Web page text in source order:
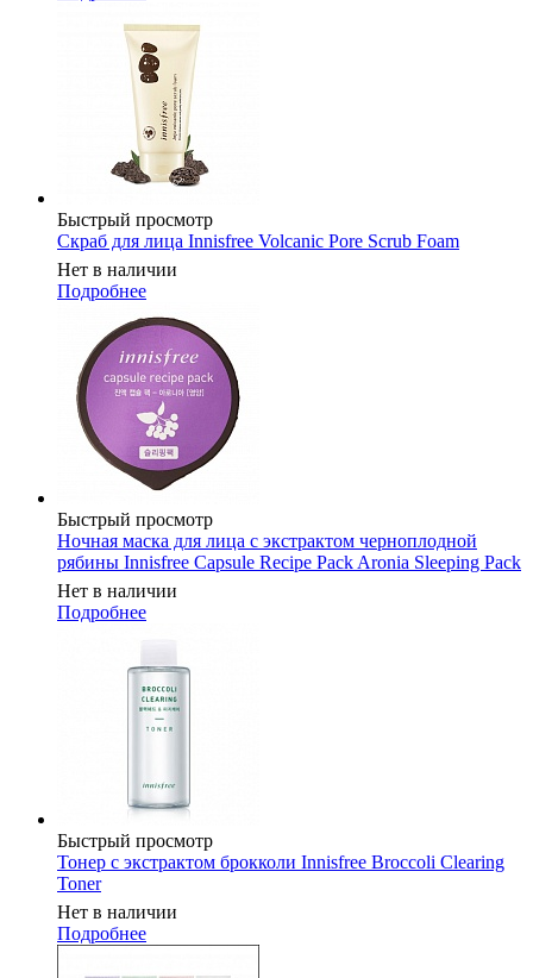
Быстрый просмотр
Скраб для лица Innisfree Volcanic Pore Scrub Foam
Нет в наличии
Подробнее
Быстрый просмотр
Ночная маска для лица с экстрактом черноплодной
рябины Innisfree Capsule Recipe Pack Aronia Sleeping Pack
Нет в наличии
Подробнее
Быстрый просмотр
Тонер с экстрактом брокколи Innisfree Broccoli Clearing
Toner
Нет в наличии
Подробнее